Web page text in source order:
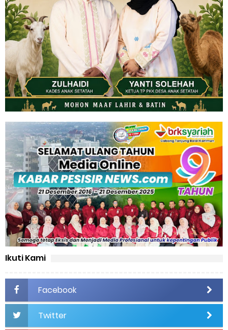
Ikuti Kami
Facebook
Twitter